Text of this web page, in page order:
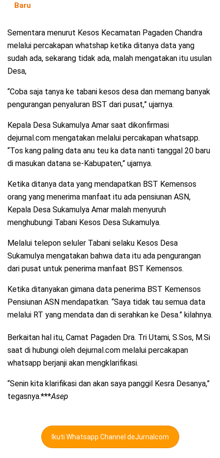
Baru
Sementara menurut Kesos Kecamatan Pagaden Chandra
melalui percakapan whatshap ketika ditanya data yang
sudah ada, sekarang tidak ada, malah mengatakan itu usulan
Desa,
“Coba saja tanya ke tabani kesos desa dan memang banyak
pengurangan penyaluran BST dari pusat,” ujarnya.
Kepala Desa Sukamulya Amar saat dikonfirmasi
dejurnal.com mengatakan melalui percakapan whatsapp.
“Tos kang paling data anu teu ka data nanti tanggal 20 baru
di masukan datana se-Kabupaten,” ujarnya.
Ketika ditanya data yang mendapatkan BST Kemensos
orang yang menerima manfaat itu ada pensiunan ASN,
Kepala Desa Sukamulya Amar malah menyuruh
menghubungi Tabani Kesos Desa Sukamulya.
Melalui telepon seluler Tabani selaku Kesos Desa
Sukamulya mengatakan bahwa data itu ada pengurangan
dari pusat untuk penerima manfaat BST Kemensos.
Ketika ditanyakan gimana data penerima BST Kemensos
Pensiunan ASN mendapatkan. “Saya tidak tau semua data
melalui RT yang mendata dan di serahkan ke Desa.” kilahnya.
Berkaitan hal itu, Camat Pagaden Dra. Tri Utami, S.Sos, M.Si
saat di hubungi oleh dejurnal.com melalui percakapan
whatsapp berjanji akan mengklarifikasi.
“Senin kita klarifikasi dan akan saya panggil Kesra Desanya,”
tegasnya.***Asep
Ikuti Whatsapp Channel deJurnalcom